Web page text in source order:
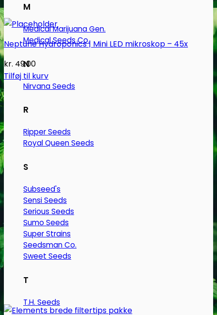
M
Medical Marijuana Gen.
Medical Seeds Co.
N
Nirvana Seeds
R
Ripper Seeds
Royal Queen Seeds
S
Subseed's
Sensi Seeds
Serious Seeds
Sumo Seeds
Super Strains
Seedsman Co.
Sweet Seeds
T
T.H. Seeds
Neptune Hydroponics | Mini LED mikroskop – 45x
kr. 49.00
Tilføj til kurv